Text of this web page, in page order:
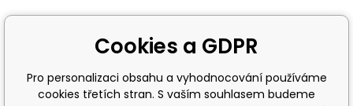
Cookies a GDPR
Pro personalizaci obsahu a vyhodnocování používáme
cookies třetích stran. S vaším souhlasem budeme